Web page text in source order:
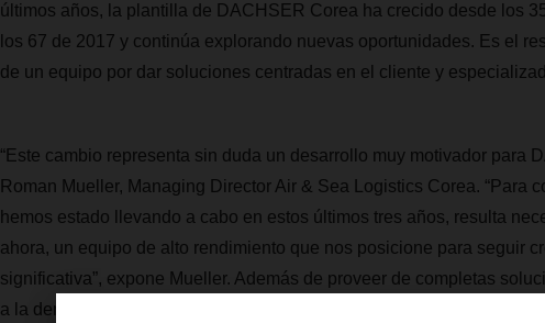
últimos años, la plantilla de DACHSER Corea ha crecido desde los
los 67 de 2017 y continúa explorando nuevas oportunidades. Es el
de un equipo por dar soluciones centradas en el cliente y
“Este cambio representa sin duda un desarrollo muy motivador para
Roman Mueller, Managing Director Air & Sea Logistics Corea. “Para
hemos estado llevando a cabo en estos últimos tres años, resulta
ahora, un equipo de alto rendimiento que nos posicione para seguir
significativa”, expone Mueller. Además de proveer de completas
a la demanda creciente de los clientes, DACHSER Corea está